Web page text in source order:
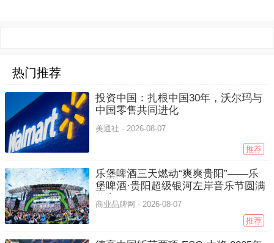
热门推荐
投资中国：扎根中国30年，沃尔玛与
中国零售共同进化
美通社 ·2026-08-07
推荐
乐堡啤酒三天燃动“爽爽贵阳”——乐
堡啤酒·贵阳超级银河左岸音乐节圆满
收官
商业品牌网 · 2026-08-07
推荐